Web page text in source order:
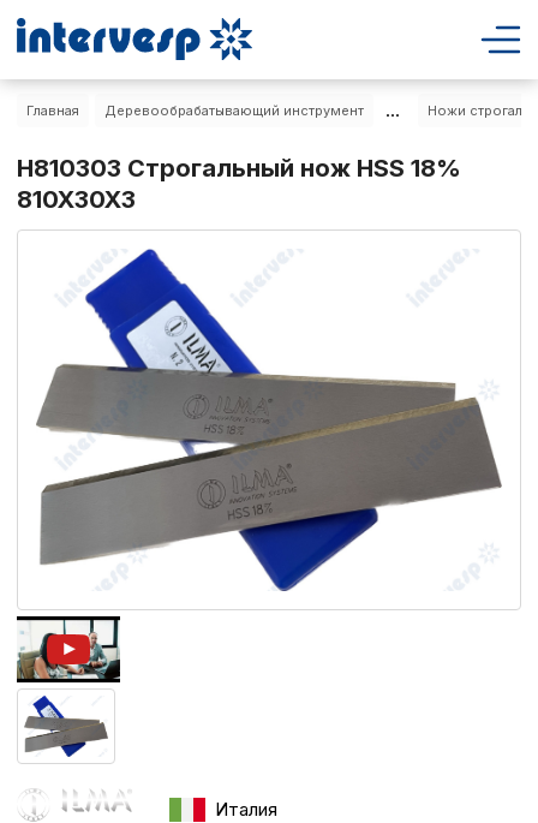
Главная Деревообрабатывающий инструмент ... Ножи
H810303 Строгальный нож HSS 18%
810X30X3
Италия